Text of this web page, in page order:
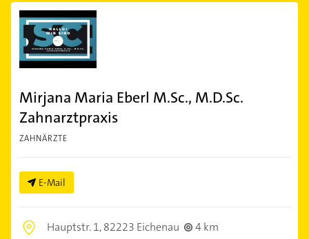
Mirjana Maria Eberl M.Sc., M.D.Sc.
Zahnarztpraxis
ZAHNÄRZTE
E-Mail
Hauptstr. 1,82223 Eichenau
4 km